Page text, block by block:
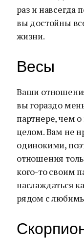
раз и навсегда
вы достойны
жизни.
Весы
Ваши
вы гораздо
партнере, чем
целом. Вам не
одинокими,
отношения
кого-то своим
наслаждаться
рядом с